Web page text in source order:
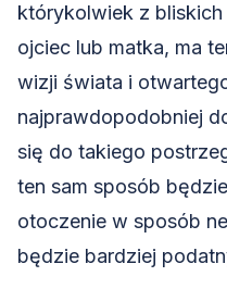
którykolwiek z
ojciec lub matka, ma
wizji świata i
najprawdopodobniej
się do takiego
ten sam sposób
otoczenie w sposób
będzie bardziej